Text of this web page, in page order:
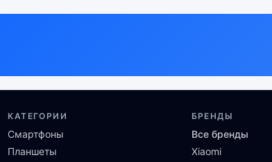
КАТЕГОРИИ
Смартфоны
Планшеты
БРЕНДЫ
Все бренды
Xiaomi